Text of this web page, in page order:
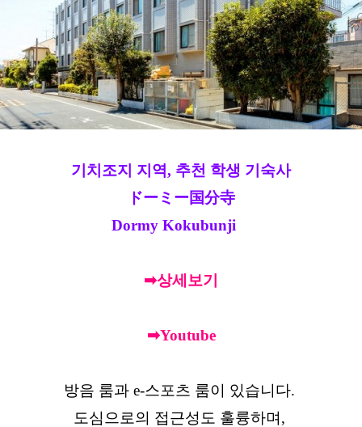
기치조지 지역, 추천 학생 기숙사
ドーミー国分寺
Dormy Kokubunji
➡상세보기
➡Youtube
방음 룸과 e-스포츠 룸이 있습니다.
도심으로의 접근성도 훌륭하며,